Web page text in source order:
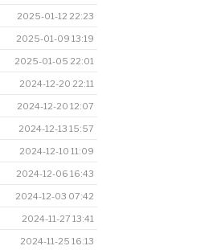
2025-01-12 22:23
2025-01-09 13:19
2025-01-05 22:01
2024-12-20 22:11
2024-12-20 12:07
2024-12-13 15:57
2024-12-10 11:09
2024-12-06 16:43
2024-12-03 07:42
2024-11-27 13:41
2024-11-25 16:13